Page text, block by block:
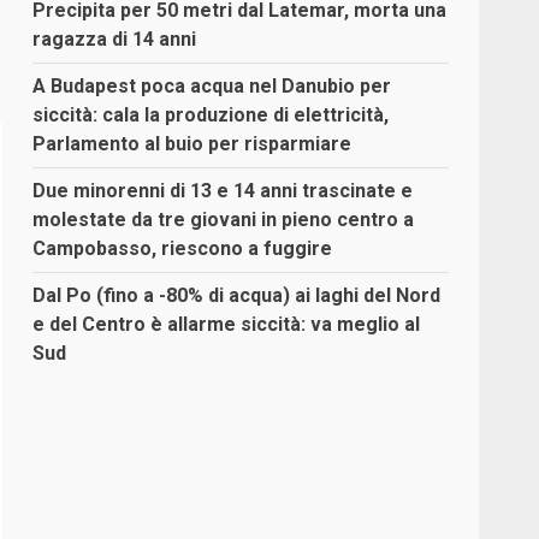
Precipita per 50 metri dal Latemar, morta una
ragazza di 14 anni
A Budapest poca acqua nel Danubio per
siccità: cala la produzione di elettricità,
Parlamento al buio per risparmiare
Due minorenni di 13 e 14 anni trascinate e
molestate da tre giovani in pieno centro a
Campobasso, riescono a fuggire
Dal Po (fino a -80% di acqua) ai laghi del Nord
e del Centro è allarme siccità: va meglio al
Sud